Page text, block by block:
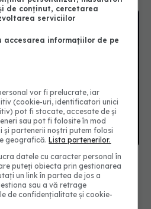
Chițoiu, la Academia de
de conținut, cercetarea
serviciilor
accesarea informațiilor de pe
vor fi prelucrate, iar
(cookie-uri, identificatori unici
pot fi stocate, accesate de și
sau pot fi folosite în mod
și partenerii noștri putem folosi
geografică.Lista partenerilor.
datele cu caracter personal în
puteți obiecta prin gestionarea
un link în partea de jos a
sau a vă retrage
de confidențialitate și cookie-